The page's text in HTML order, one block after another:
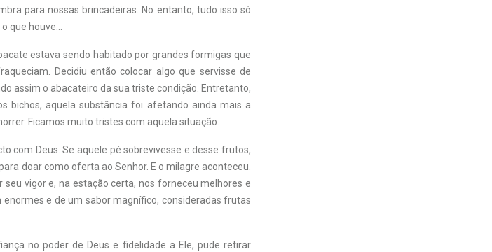
para nossas brincadeiras. No entanto, tudo isso só
que houve…
estava sendo habitado por grandes formigas que
Decidiu então colocar algo que servisse de
assim o abacateiro da sua triste condição. Entretanto,
bichos, aquela substância foi afetando ainda mais a
Ficamos muito tristes com aquela situação.
com Deus. Se aquele pé sobrevivesse e desse frutos,
doar como oferta ao Senhor. E o milagre aconteceu.
vigor e, na estação certa, nos forneceu melhores e
e de um sabor magnífico, consideradas frutas
no poder de Deus e fidelidade a Ele, pude retirar